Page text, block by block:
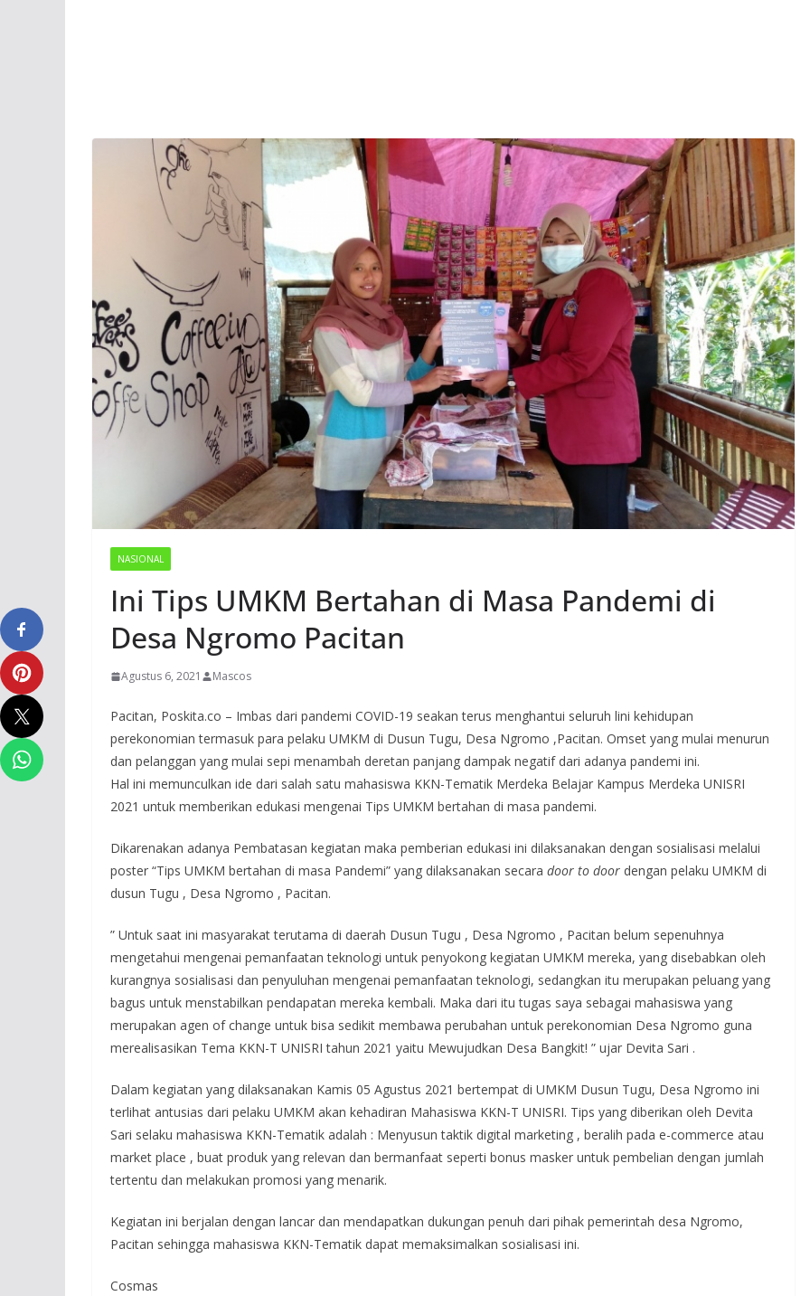
NASIONAL
Ini Tips UMKM Bertahan di Masa Pandemi di
Desa Ngromo Pacitan
Agustus 6, 2021 Mascos
Pacitan, Poskita.co – Imbas dari pandemi COVID-19 seakan terus menghantui seluruh lini kehidupan
perekonomian termasuk para pelaku UMKM di Dusun Tugu, Desa Ngromo ,Pacitan. Omset yang mulai menurun
dan pelanggan yang mulai sepi menambah deretan panjang dampak negatif dari adanya pandemi ini.
Hal ini memunculkan ide dari salah satu mahasiswa KKN-Tematik Merdeka Belajar Kampus Merdeka UNISRI
2021 untuk memberikan edukasi mengenai Tips UMKM bertahan di masa pandemi.
Dikarenakan adanya Pembatasan kegiatan maka pemberian edukasi ini dilaksanakan dengan sosialisasi melalui
poster “Tips UMKM bertahan di masa Pandemi” yang dilaksanakan secara door to door dengan pelaku UMKM di
dusun Tugu , Desa Ngromo , Pacitan.
” Untuk saat ini masyarakat terutama di daerah Dusun Tugu , Desa Ngromo , Pacitan belum sepenuhnya
mengetahui mengenai pemanfaatan teknologi untuk penyokong kegiatan UMKM mereka, yang disebabkan oleh
kurangnya sosialisasi dan penyuluhan mengenai pemanfaatan teknologi, sedangkan itu merupakan peluang yang
bagus untuk menstabilkan pendapatan mereka kembali. Maka dari itu tugas saya sebagai mahasiswa yang
merupakan agen of change untuk bisa sedikit membawa perubahan untuk perekonomian Desa Ngromo guna
merealisasikan Tema KKN-T UNISRI tahun 2021 yaitu Mewujudkan Desa Bangkit! ” ujar Devita Sari .
Dalam kegiatan yang dilaksanakan Kamis 05 Agustus 2021 bertempat di UMKM Dusun Tugu, Desa Ngromo ini
terlihat antusias dari pelaku UMKM akan kehadiran Mahasiswa KKN-T UNISRI. Tips yang diberikan oleh Devita
Sari selaku mahasiswa KKN-Tematik adalah : Menyusun taktik digital marketing , beralih pada e-commerce atau
market place , buat produk yang relevan dan bermanfaat seperti bonus masker untuk pembelian dengan jumlah
tertentu dan melakukan promosi yang menarik.
Kegiatan ini berjalan dengan lancar dan mendapatkan dukungan penuh dari pihak pemerintah desa Ngromo,
Pacitan sehingga mahasiswa KKN-Tematik dapat memaksimalkan sosialisasi ini.
Cosmas